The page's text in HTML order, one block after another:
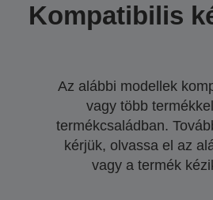
Kompatibilis
Az alábbi modellek
vagy több
termékcsaládban.
kérjük, olvassa el az
vagy a termék